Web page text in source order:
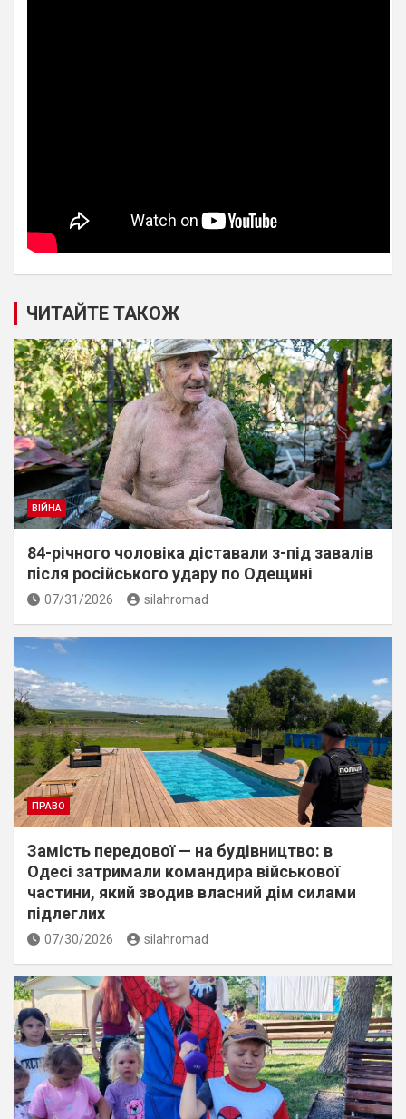
ЧИТАЙТЕ ТАКОЖ
ВІЙНА
84-річного чоловіка діставали з-під завалів
пiсля росiйського удару по Одещині
07/31/2026 silahromad
ПРАВО
Замість передової — на будівництво: в
Одесі затримали командира військової
частини, який зводив власний дім силами
підлеглих
07/30/2026 silahromad